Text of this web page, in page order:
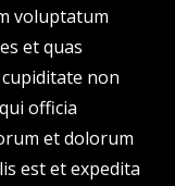
voluptatum
et quas
non
officia
et dolorum
est et expedita